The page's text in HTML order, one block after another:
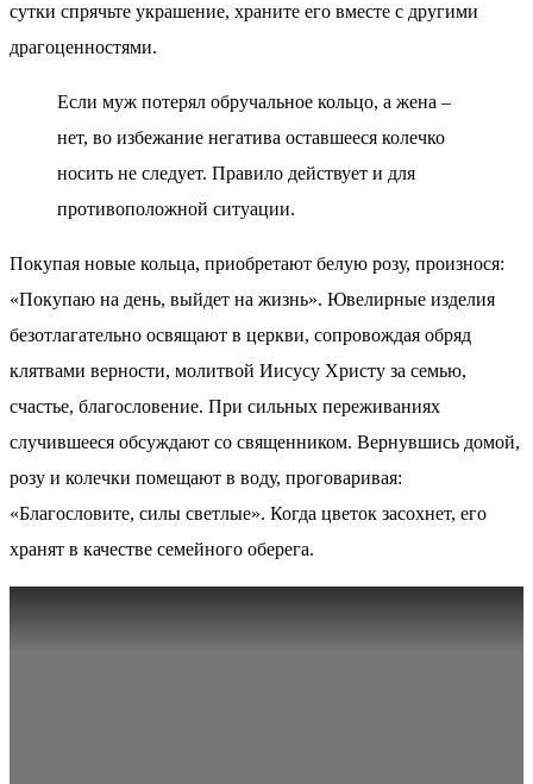
сутки спрячьте украшение, храните его вместе с другими
драгоценностями.
Если муж потерял обручальное кольцо, а жена –
нет, во избежание негатива оставшееся колечко
носить не следует. Правило действует и для
противоположной ситуации.
Покупая новые кольца, приобретают белую розу, произнося:
«Покупаю на день, выйдет на жизнь». Ювелирные изделия
безотлагательно освящают в церкви, сопровождая обряд
клятвами верности, молитвой Иисусу Христу за семью,
счастье, благословение. При сильных переживаниях
случившееся обсуждают со священником. Вернувшись домой,
розу и колечки помещают в воду, проговаривая:
«Благословите, силы светлые». Когда цветок засохнет, его
хранят в качестве семейного оберега.